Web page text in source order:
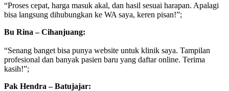
“Proses cepat, harga masuk akal, dan hasil sesuai harapan. Apalagi
bisa langsung dihubungkan ke WA saya, keren pisan!”;
Bu Rina – Cihanjuang:
“Senang banget bisa punya website untuk klinik saya. Tampilan
profesional dan banyak pasien baru yang daftar online. Terima
kasih!”;
Pak Hendra – Batujajar: